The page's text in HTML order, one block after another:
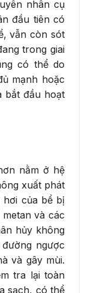
nhân cụ
đầu tiên có
vẫn còn sót
trong giai
có thể do
mạnh hoặc
bắt đầu hoạt
nằm ở hệ
xuất phát
của bể bị
và các
hủy không
ngược
và gây mùi.
tra lại toàn
sạch, có thể